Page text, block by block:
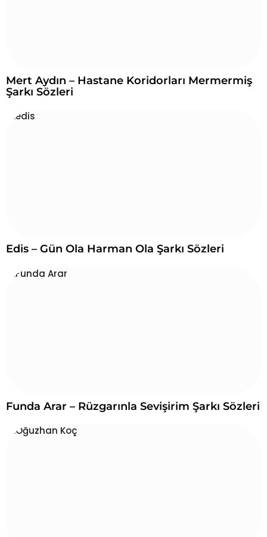
Mert Aydın – Hastane Koridorları Mermermiş
Şarkı Sözleri
Edis – Gün Ola Harman Ola Şarkı Sözleri
Funda Arar – Rüzgarınla Sevişirim Şarkı Sözleri